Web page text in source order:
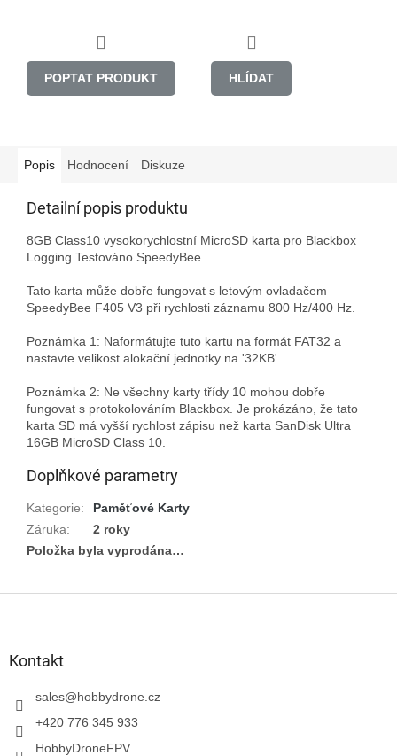
POPTAT PRODUKT HLÍDAT
Popis Hodnocení Diskuze
Detailní popis produktu
8GB Class10 vysokorychlostní MicroSD karta pro Blackbox
Logging Testováno SpeedyBee
Tato karta může dobře fungovat s letovým ovladačem
SpeedyBee F405 V3 při rychlosti záznamu 800 Hz/400 Hz.
Poznámka 1: Naformátujte tuto kartu na formát FAT32 a
nastavte velikost alokační jednotky na '32KB'.
Poznámka 2: Ne všechny karty třídy 10 mohou dobře
fungovat s protokolováním Blackbox. Je prokázáno, že tato
karta SD má vyšší rychlost zápisu než karta SanDisk Ultra
Doplňkové parametry
Kategorie:
Paměťové Karty
Záruka:
2 roky
Položka byla vyprodána…
Kontakt
sales@hobbydrone.cz
+420 776 345 933
HobbyDroneFPV